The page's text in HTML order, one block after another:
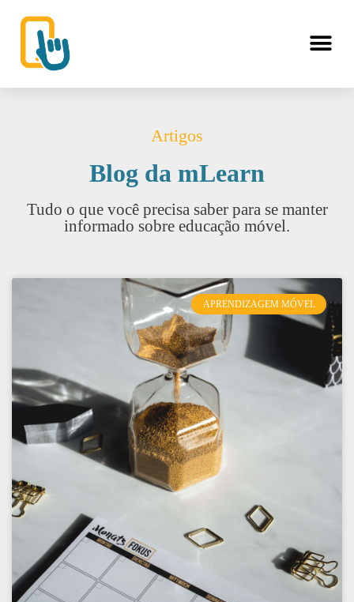
Artigos
Blog da mLearn
Tudo o que você precisa saber para se manter
informado sobre educação móvel.
APRENDIZAGEM MÓVEL